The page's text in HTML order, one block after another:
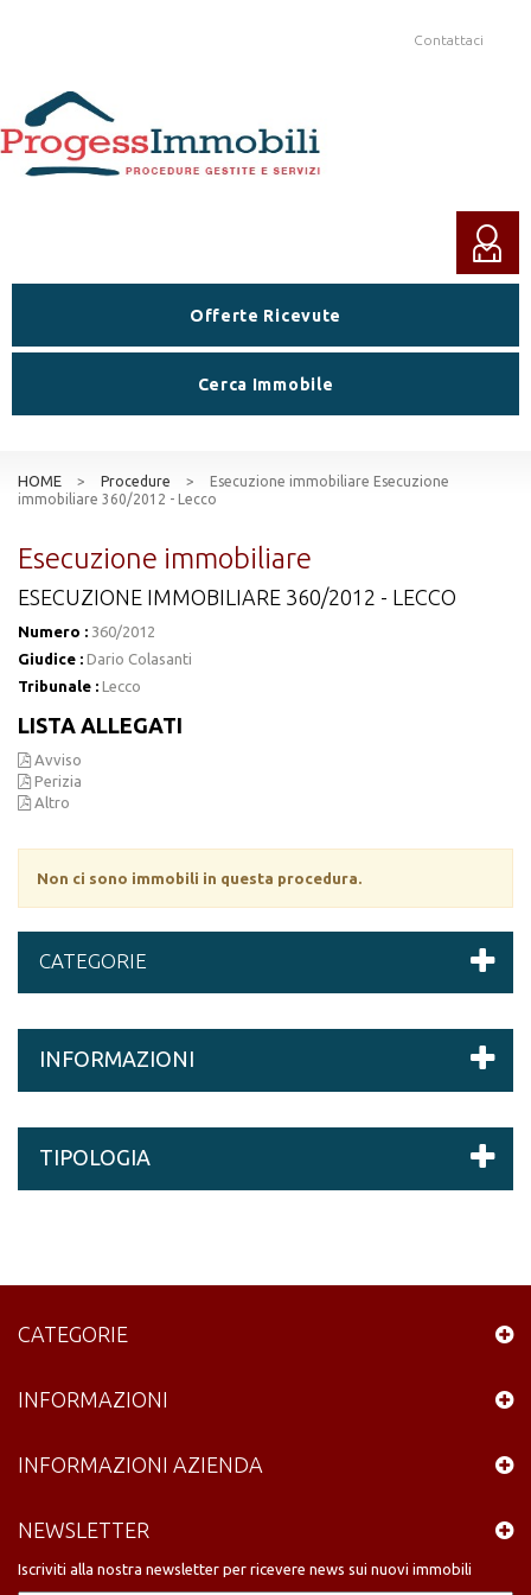
Contattaci
Offerte Ricevute
Cerca Immobile
HOME > Procedure >
Esecuzione immobiliare Esecuzione
immobiliare 360/2012 - Lecco
Esecuzione immobiliare
ESECUZIONE IMMOBILIARE 360/2012 - LECCO
Numero : 360/2012
Giudice : Dario Colasanti
Tribunale : Lecco
LISTA ALLEGATI
Avviso
Perizia
Altro
Non ci sono immobili in questa procedura.
CATEGORIE
INFORMAZIONI
TIPOLOGIA
CATEGORIE
INFORMAZIONI
INFORMAZIONI AZIENDA
NEWSLETTER
Iscriviti alla nostra newsletter per ricevere news sui nuovi immobili